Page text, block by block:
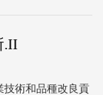
.II
技術和品種改良貢